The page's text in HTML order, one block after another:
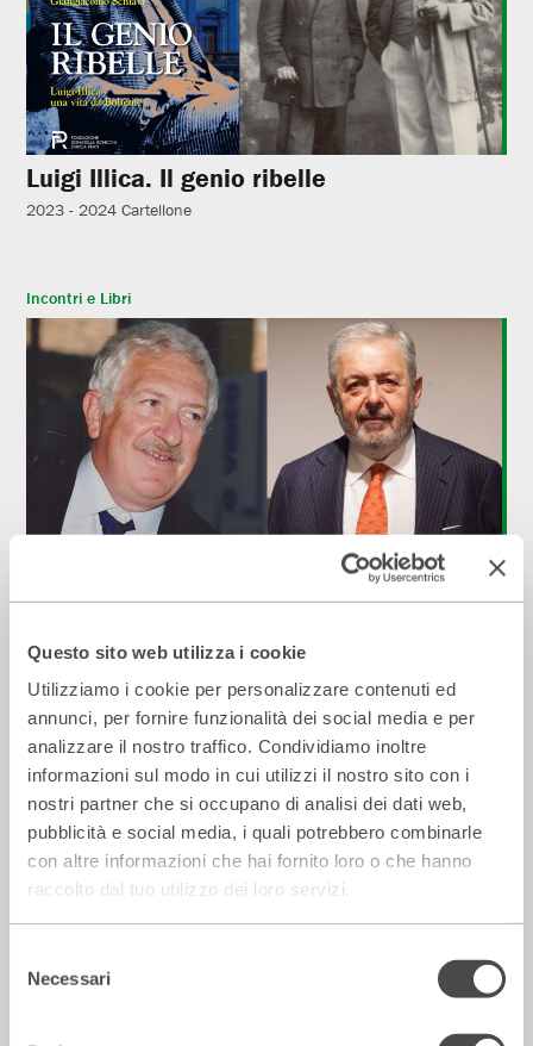
Questo sito web utilizza i cookie
Utilizziamo i cookie per personalizzare contenuti ed
annunci, per fornire funzionalità dei social media e per
analizzare il nostro traffico. Condividiamo inoltre
informazioni sul modo in cui utilizzi il nostro sito con i
nostri partner che si occupano di analisi dei dati web,
pubblicità e social media, i quali potrebbero combinarle
con altre informazioni che hai fornito loro o che hanno
raccolto dal tuo utilizzo dei loro servizi.
delNecessari
Luigi Illica. Il genio ribelle
2023 - 2024 Cartellone
Incontri e Libri
Incontro con Renato Mannheimer e
Giorgio Pacifici